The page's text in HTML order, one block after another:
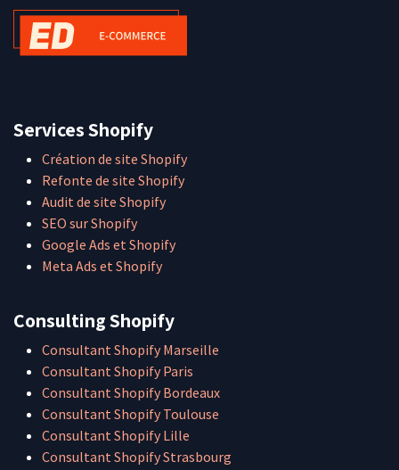
Services Shopify
Création de site Shopify
Refonte de site Shopify
Audit de site Shopify
SEO sur Shopify
Google Ads et Shopify
Meta Ads et Shopify
Consulting Shopify
Consultant Shopify Marseille
Consultant Shopify Paris
Consultant Shopify Bordeaux
Consultant Shopify Toulouse
Consultant Shopify Lille
Consultant Shopify Strasbourg